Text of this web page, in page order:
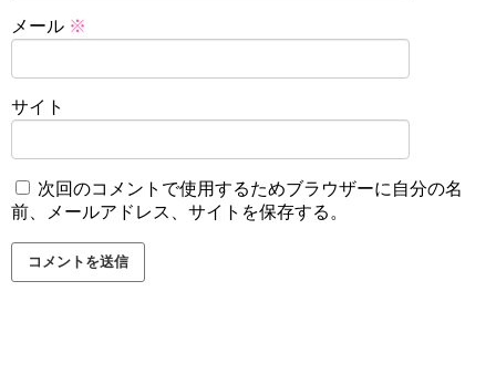
メール ※
サイト
次回のコメントで使用するためブラウザーに自分の名
前、メールアドレス、サイトを保存する。